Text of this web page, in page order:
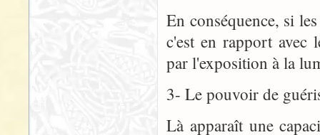
En conséquence, si
c'est en rapport avec
par l'exposition à la
3- Le pouvoir de
Là apparaît une